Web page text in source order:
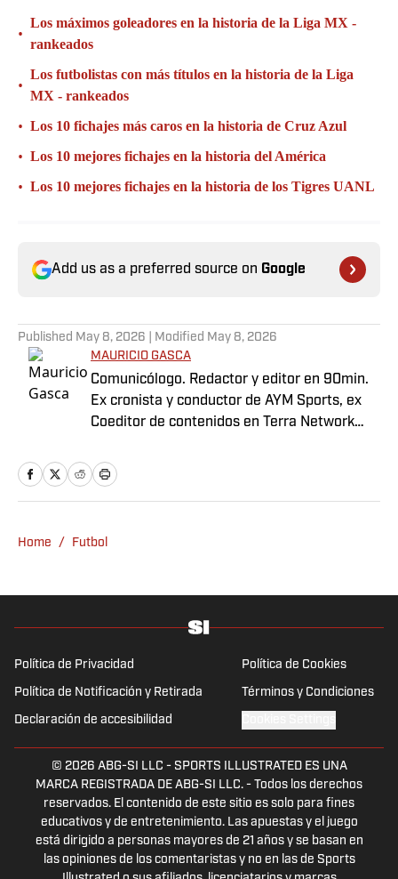
•
Los máximos goleadores en la historia de la Liga MX -
rankeados
•
Los futbolistas con más títulos en la historia de la Liga
MX - rankeados
• Los 10 fichajes más caros en la historia de Cruz Azul
• Los 10 mejores fichajes en la historia del América
• Los 10 mejores fichajes en la historia de los Tigres UANL
Add us as a preferred source on Google
Published May 8, 2026 | Modified May 8, 2026
MAURICIO GASCA
Comunicólogo. Redactor y editor en 90min.
Ex cronista y conductor de AYM Sports, ex
Coeditor de contenidos en Terra Network
como locutor.
Home / Futbol
Política de Privacidad Política de Cookies
Política de Notificación y Retirada Términos y Condiciones
Declaración de accesibilidad
© 2026 ABG-SI LLC - SPORTS ILLUSTRATED ES UNA
MARCA REGISTRADA DE ABG-SI LLC. - Todos los derechos
reservados. El contenido de este sitio es solo para fines
educativos y de entretenimiento. Las apuestas y el juego
está dirigido a personas mayores de 21 años y se basan en
las opiniones de los comentaristas y no en las de Sports